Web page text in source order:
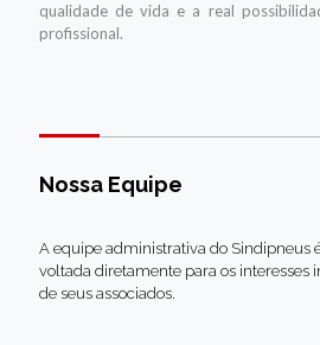
qualidade de vida e a real
profissional.
Nossa Equipe
A equipe administrativa do Sindipneus
voltada diretamente para os interesses
de seus associados.